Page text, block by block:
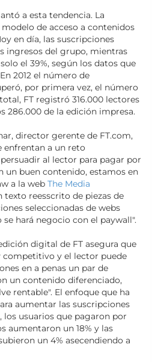
a esta tendencia. La
de acceso a contenidos
en día, las suscripciones
ingresos del grupo, mientras
el 39%, según los datos que
2012 el número de
por primera vez, el número
FT registró 316.000 lectores
286.000 de la edición impresa.
director gerente de FT.com,
enfrentan a un reto
al lector para pagar por
un buen contenido, estamos en
a la web The Media
texto reesscrito de piezas de
seleccionadas de webs
hará negocio con el paywall".
digital de FT asegura que
competitivo y el lector puede
en a penas un par de
un contenido diferenciado,
rentable". El enfoque que ha
aumentar las suscripciones
los usuarios que pagaron por
aumentaron un 18% y las
un 4% asecendiendo a